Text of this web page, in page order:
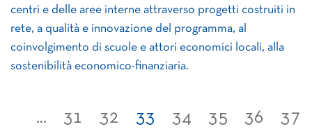
centri e delle aree interne attraverso progetti costruiti in
rete, a qualità e innovazione del programma, al
coinvolgimento di scuole e attori economici locali, alla
sostenibilità economico-finanziaria.
... 31 32 33 34 35 36 37